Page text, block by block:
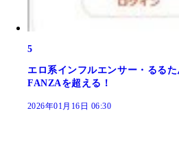
5
エロ系インフルエンサー・るる
FANZAを超える！
2026年01月16日 06:30